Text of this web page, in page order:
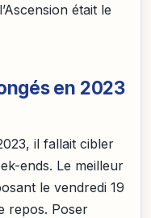
était le
en 2023
il fallait cibler
ends. Le meilleur
le vendredi 19
repos. Poser